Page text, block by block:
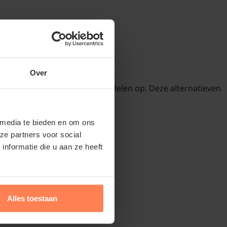
Over
te bieden en om ons
partners voor social
die u aan ze heeft
Alles toestaan
levert tal van voordelen op. Deze alternatieven